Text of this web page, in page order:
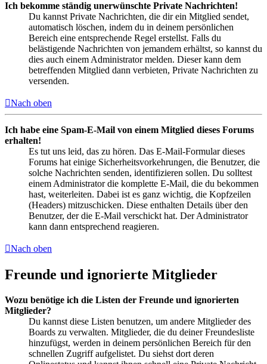
Ich bekomme ständig unerwünschte Private Nachrichten!
Du kannst Private Nachrichten, die dir ein Mitglied sendet,
automatisch löschen, indem du in deinem persönlichen
Bereich eine entsprechende Regel erstellst. Falls du
belästigende Nachrichten von jemandem erhältst, so kannst du
dies auch einem Administrator melden. Dieser kann dem
betreffenden Mitglied dann verbieten, Private Nachrichten zu
versenden.
Nach oben
Ich habe eine Spam-E-Mail von einem Mitglied dieses Forums
erhalten!
Es tut uns leid, das zu hören. Das E-Mail-Formular dieses
Forums hat einige Sicherheitsvorkehrungen, die Benutzer, die
solche Nachrichten senden, identifizieren sollen. Du solltest
einem Administrator die komplette E-Mail, die du bekommen
hast, weiterleiten. Dabei ist es ganz wichtig, die Kopfzeilen
(Headers) mitzuschicken. Diese enthalten Details über den
Benutzer, der die E-Mail verschickt hat. Der Administrator
kann dann entsprechend reagieren.
Nach oben
Freunde und ignorierte Mitglieder
Wozu benötige ich die Listen der Freunde und ignorierten
Mitglieder?
Du kannst diese Listen benutzen, um andere Mitglieder des
Boards zu verwalten. Mitglieder, die du deiner Freundesliste
hinzufügst, werden in deinem persönlichen Bereich für den
schnellen Zugriff aufgelistet. Du siehst dort deren